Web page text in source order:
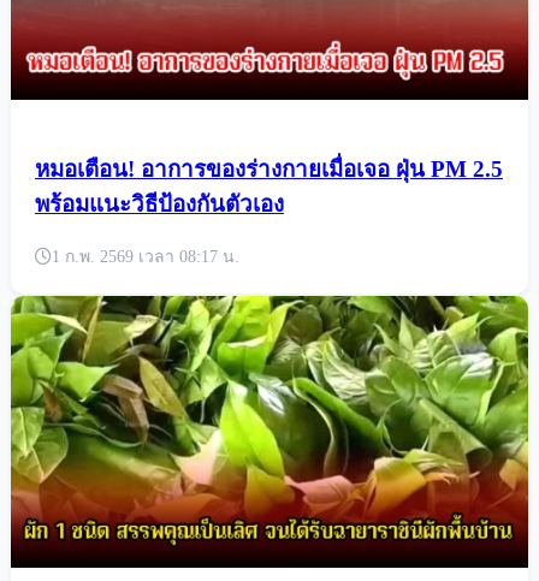
หมอเตือน! อาการของร่างกายเมื่อเจอ ฝุ่น PM 2.5
พร้อมแนะวิธีป้องกันตัวเอง
1 ก.พ. 2569 เวลา 08:17 น.